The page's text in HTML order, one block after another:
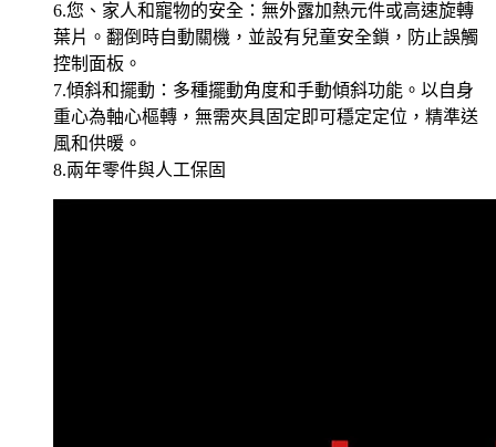
6.您、家人和寵物的安全：無外露加熱元件或高速旋轉
葉片。翻倒時自動關機，並設有兒童安全鎖，防止誤觸
控制面板。
7.傾斜和擺動：多種擺動角度和手動傾斜功能。以自身
重心為軸心樞轉，無需夾具固定即可穩定定位，精準送
風和供暖。
8.兩年零件與人工保固